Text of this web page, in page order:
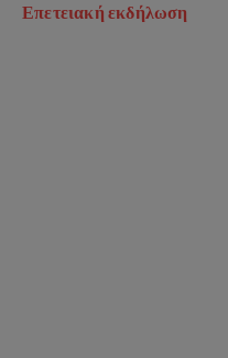
Επετειακή εκδήλωση